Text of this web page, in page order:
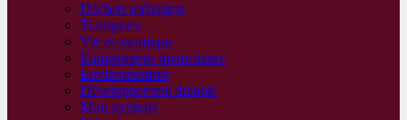
Déchets ménagers
Transports
Vie économique
Equipements municipaux
Environnement
Développement durable
Mon territoire